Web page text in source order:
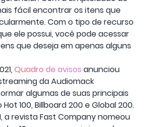
fácil encontrar os itens que
Com o tipo de recurso
ele possui, você pode acessar
que deseja em apenas alguns
Quadro de avisos anunciou
da Audiomack
algumas de suas principais
100, Billboard 200 e Global 200.
a revista Fast Company nomeou